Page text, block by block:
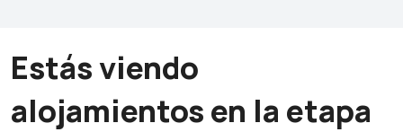
Estás viendo
alojamientos en la etapa